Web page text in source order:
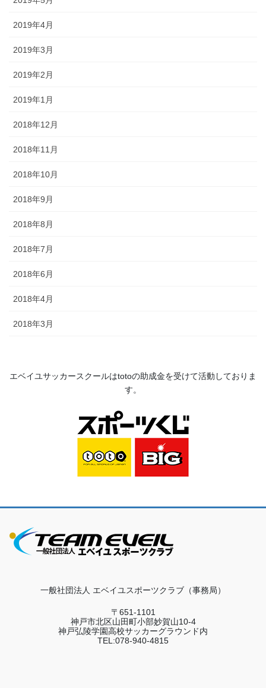
2019年4月
2019年3月
2019年2月
2019年1月
2018年12月
2018年11月
2018年10月
2018年9月
2018年8月
2018年7月
2018年6月
2018年4月
2018年3月
エベイユサッカースクールはtotoの助成金を受けて活動してお りま
す。
一般社団法人 エベイユスポーツクラブ（事務局）
〒651-1101
神戸市北区山田町小部妙賀山10-4
神戸弘陵学園高校サッカーグラウンド内
TEL:078-940-4815